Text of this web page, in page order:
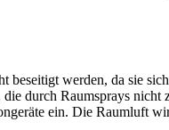
werden, da sie
durch Raumsprays nicht
ein. Die Raumluft